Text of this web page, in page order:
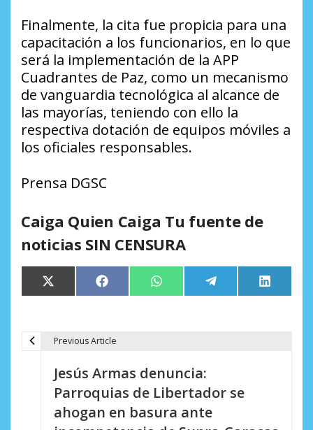
Finalmente, la cita fue propicia para una
capacitación a los funcionarios, en lo que
será la implementación de la APP
Cuadrantes de Paz, como un mecanismo
de vanguardia tecnológica al alcance de
las mayorías, teniendo con ello la
respectiva dotación de equipos móviles a
los oficiales responsables.
Prensa DGSC
Caiga Quien Caiga Tu fuente de
noticias SIN CENSURA
Compartir
en
X
(Twitter)
Compartir
en
Facebook Compartir
en
WhatsApp Compartir
en
Telegram
en
LinkedIn
Previous Article
Jesús Armas denuncia:
Parroquias de Libertador se
ahogan en basura ante